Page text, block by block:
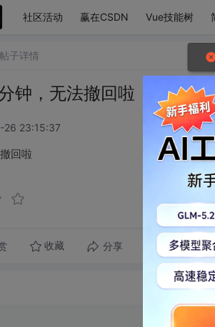
社区活动 赢在CSDN Vue技能树
帖子详情
钟，无法撤回啦
23:15:37
回啦
收藏 分享 转发到动态